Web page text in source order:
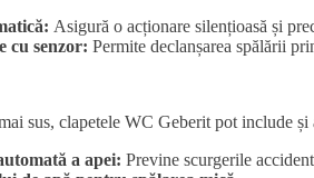
Asigură o acționare silențioasă și
cu senzor: Permite declanșarea spălării
sus, clapetele WC Geberit pot include
a apei: Previne scurgerile